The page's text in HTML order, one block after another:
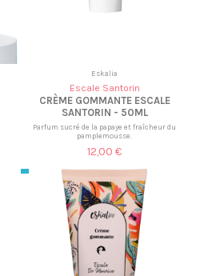
Eskalia
Escale Santorin
CRÈME GOMMANTE ESCALE
SANTORIN - 50ML
Parfum sucré de la papaye et fraîcheur du
pamplemousse.
12,00 €